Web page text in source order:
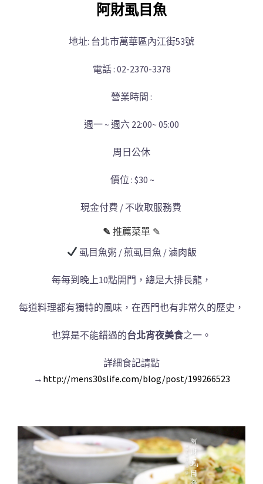
阿財虱目魚
地址: 台北市萬華區內江街53號
電話 : 02-2370-3378
營業時間 :
週一 ~ 週六 22:00~ 05:00
周日公休
價位 : $30 ~
現金付費 / 不收取服務費
✎ 推薦菜單 ✎
虱目魚粥 / 煎虱目魚 / 滷肉飯
每每到晚上10點開門，總是大排長龍，
每道料理都有獨特的風味，在西門也有非常久的歷史，
也算是不能錯過的台北宵夜美食之一。
詳細食記請點
→ http://mens30slife.com/blog/post/199266523